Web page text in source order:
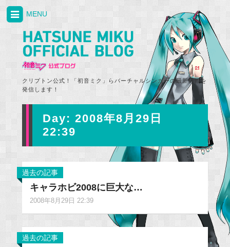
クリプトン公式！「初音ミク」らバーチャルシンガーの最新情報を
発信します！
MENU
Day: 2008年8月29日
22:39
過去の記事
キャラホビ2008に巨大な…
2008年8月29日 22:39
過去の記事